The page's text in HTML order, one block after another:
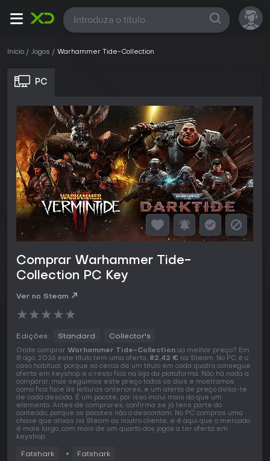
Todas
Início Jogos Warhammer Tide-Collection
PC
Comprar Warhammer Tide-
Collection PC Key
Ver no Steam
★★★★★
Edições: Standard Collector's
Onde comprar Warhammer Tide-Collection ao melhor preço? Em
8 ago. 2026 este título tem uma oferta, 82,42 € na Steam. No PC é o
caso habitual, porque só cerca de um título em cada quatro consegue
oferta em keyshop e o resto fica na loja da plataforma. Não há nada a
comparar, mas seguimos este preço todos os dias e mostramos
como fica face às leituras anteriores, e um alerta de preço avisa-te
de cada descida. É um pacote, por isso inclui mais do que um
elemento. Antes de comprares, confirma se já tens parte do
conteúdo, porque os pacotes não o descontam. No PC compras uma
chave que ativas na Steam ou noutro cliente, e é aqui que o mercado
é mais largo, com mais de um quarto dos jogos a ter oferta em
keyshop.
Fatshark Fatshark